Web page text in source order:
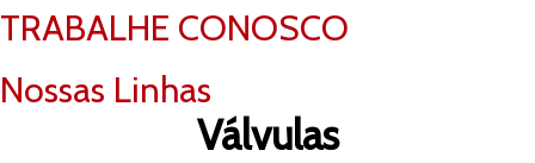
TRABALHE CONOSCO
Nossas Linhas
Válvulas